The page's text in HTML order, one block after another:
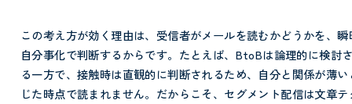
この考え方が効く理由は、受信者がメールを読むかどうかを、瞬
自分事化で判断するからです。たとえば、BtoBは論理的に検討
る一方で、接触時は直観的に判断されるため、自分と関係が薄い
じた時点で読まれません。だからこそ、セグメント配信は文章テ